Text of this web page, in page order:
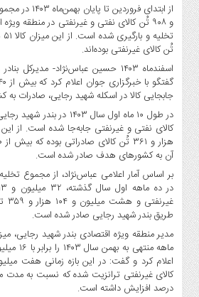
و ۹۰۸ تُن کالای نفتی و غیرنفتی در منطقه
تُن کالای غیرنفتی بوده‌اند.
اسفندماه ۱۴۰۳ حسین عباس‌نژاد-
جابجایی کالا در اسکله شهید رجایی، صادرات
آن به کشورهای هدف صادر شده است.
بر اساس آمار اعلامی عباس‌نژاد، از مجموع
طریق بندر شهید رجایی صادر شده است.
درصد افزایش داشته است.